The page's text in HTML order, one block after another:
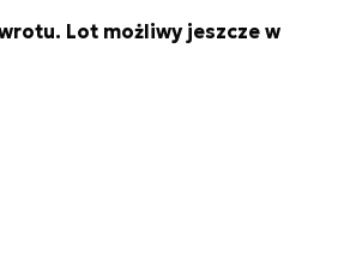
Lot możliwy jeszcze w